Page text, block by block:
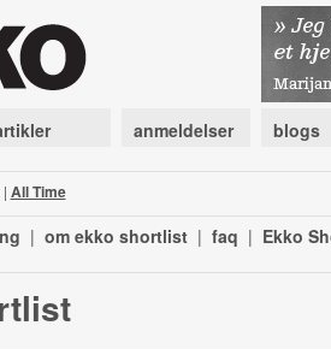
anmeldelser blogs
| All Time
| om ekko shortlist | faq | Ekko